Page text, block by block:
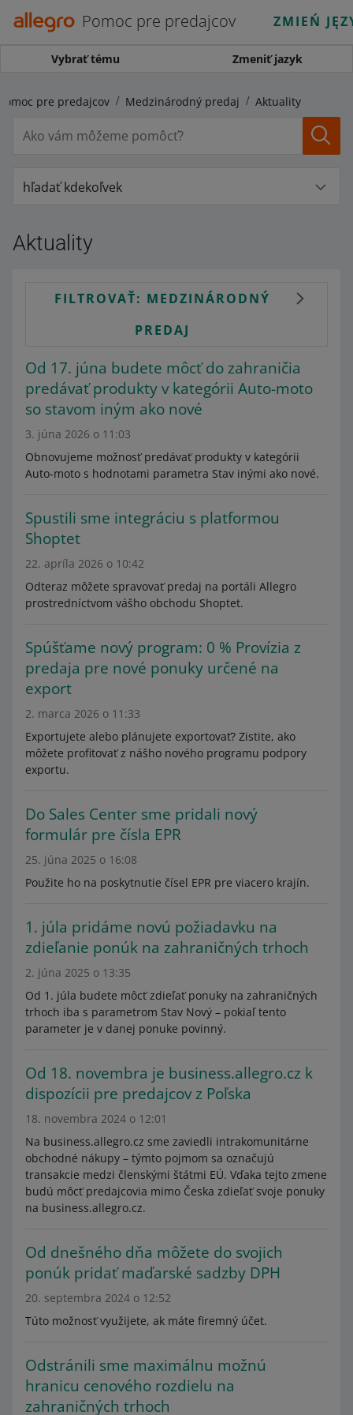
Pomoc pre predajcov ZMIEŃ
Vybrať tému Zmeniť jazyk
pre predajcov Medzinárodný predaj Aktuality
hľadať kdekoľvek
Aktuality
FILTROVAŤ: MEDZINÁRODNÝ
PREDAJ
Od 17. júna budete môcť do zahraničia
predávať produkty v kategórii Auto-moto
so stavom iným ako nové
3. júna 2026 o 11:03
Obnovujeme možnosť predávať produkty v kategórii
Auto-moto s hodnotami parametra Stav inými ako nové.
Spustili sme integráciu s platformou
Shoptet
22. apríla 2026 o 10:42
Odteraz môžete spravovať predaj na portáli Allegro
prostredníctvom vášho obchodu Shoptet.
Spúšťame nový program: 0 % Provízia z
predaja pre nové ponuky určené na
export
2. marca 2026 o 11:33
Exportujete alebo plánujete exportovať? Zistite, ako
môžete profitovať z nášho nového programu podpory
exportu.
Do Sales Center sme pridali nový
formulár pre čísla EPR
25. júna 2025 o 16:08
Použite ho na poskytnutie čísel EPR pre viacero krajín.
1. júla pridáme novú požiadavku na
zdieľanie ponúk na zahraničných trhoch
2. júna 2025 o 13:35
Od 1. júla budete môcť zdieľať ponuky na zahraničných
trhoch iba s parametrom Stav Nový – pokiaľ tento
parameter je v danej ponuke povinný.
Od 18. novembra je business.allegro.cz k
dispozícii pre predajcov z Poľska
18. novembra 2024 o 12:01
Na business.allegro.cz sme zaviedli intrakomunitárne
obchodné nákupy – týmto pojmom sa označujú
transakcie medzi členskými štátmi EÚ. Vďaka tejto zmene
budú môcť predajcovia mimo Česka zdieľať svoje ponuky
na business.allegro.cz.
Od dnešného dňa môžete do svojich
ponúk pridať maďarské sadzby DPH
20. septembra 2024 o 12:52
Túto možnosť využijete, ak máte firemný účet.
Odstránili sme maximálnu možnú
hranicu cenového rozdielu na
zahraničných trhoch